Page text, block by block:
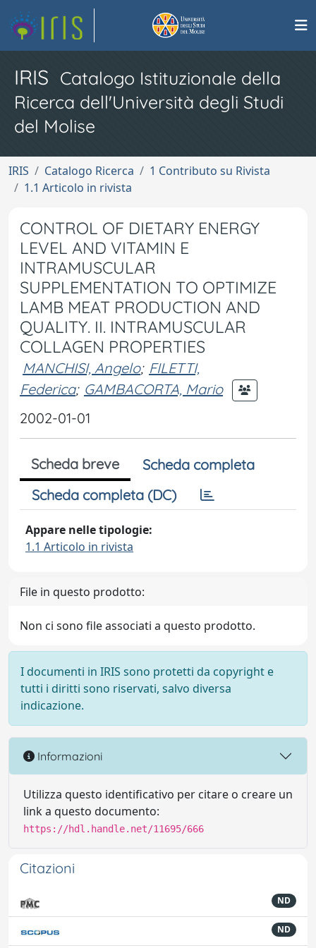
IRIS Catalogo Istituzionale della
Ricerca dell'Università degli Studi
del Molise
IRIS Catalogo Ricerca
1 Contributo su Rivista
1.1 Articolo in rivista
CONTROL OF DIETARY ENERGY
LEVEL AND VITAMIN E
INTRAMUSCULAR
SUPPLEMENTATION TO OPTIMIZE
LAMB MEAT PRODUCTION AND
QUALITY. II. INTRAMUSCULAR
COLLAGEN PROPERTIES
MANCHISI, Angelo; FILETTI,
Federica; GAMBACORTA, Mario
2002-01-01
Scheda breve
Scheda completa
Scheda completa (DC)
Appare nelle tipologie:
1.1 Articolo in rivista
File in questo prodotto:
Non ci sono file associati a questo prodotto.
I documenti in IRIS sono protetti da copyright e
tutti i diritti sono riservati, salvo diversa
indicazione.
Informazioni
Utilizza questo identificativo per citare o creare un
link a questo documento:
https://hdl.handle.net/11695/666
Citazioni
ND
ND